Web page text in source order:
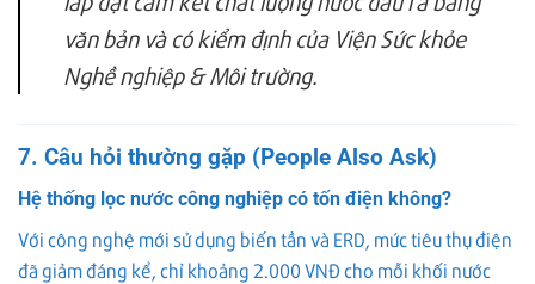
văn bản và có kiểm định của Viện Sức khỏe
Nghề nghiệp & Môi trường.
7. Câu hỏi thường gặp (People Also Ask)
Hệ thống lọc nước công nghiệp có tốn điện không?
Với công nghệ mới sử dụng biến tần và ERD, mức tiêu thụ điện
đã giảm đáng kể, chỉ khoảng 2.000 VNĐ cho mỗi khối nước